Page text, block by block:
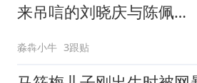
来吊唁的刘晓庆与陈佩斯
温情
淼犇小牛 3跟贴